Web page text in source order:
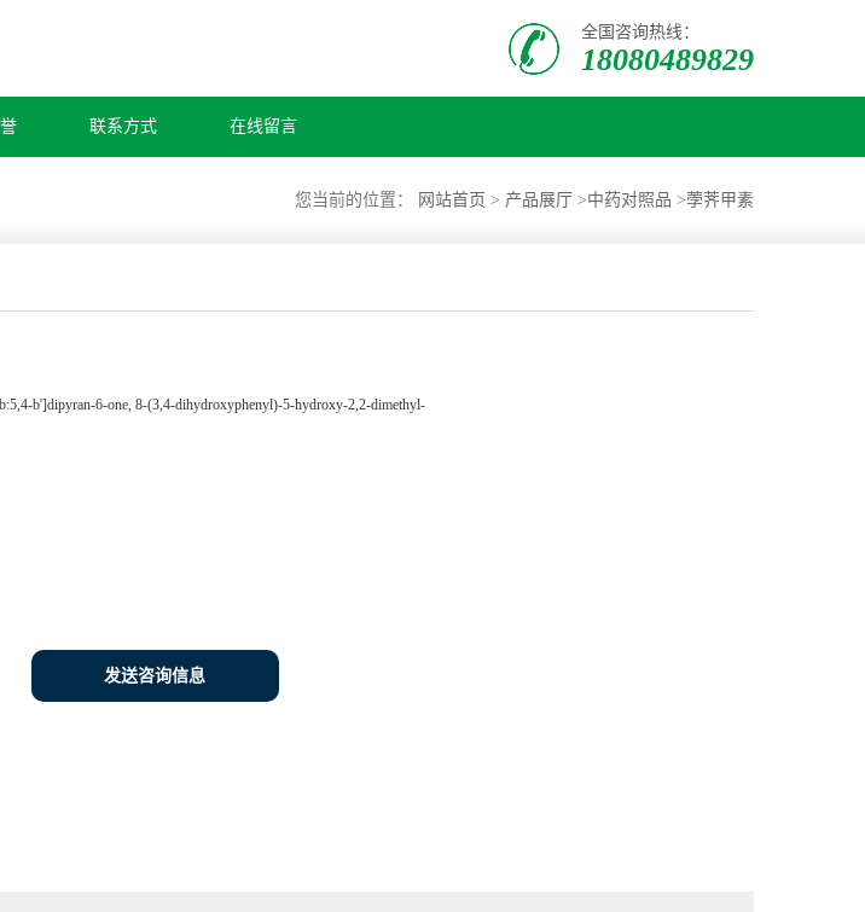
全国咨询热线：
18080489829
联系方式 在线留言
您当前的位置： 网站首页 > 产品展厅 >中药对照品 >荸荠甲素
b']dipyran-6-one, 8-(3,4-dihydroxyphenyl)-5-hydroxy-2,2-dimethyl-
发送咨询信息